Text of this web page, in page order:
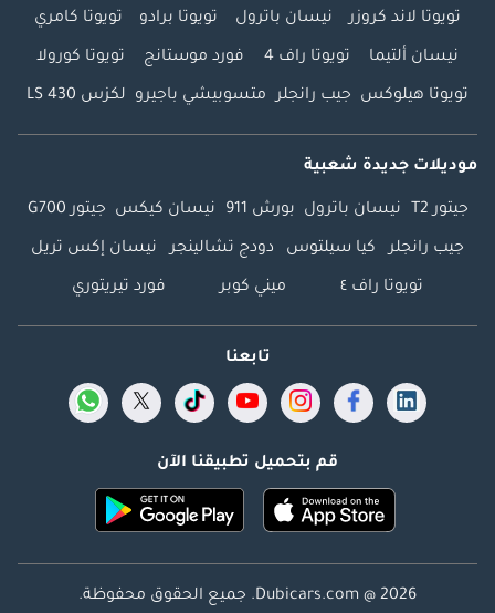
تويوتا لاند كروزر نيسان باترول تويوتا برادو تويوتا كامري
نيسان ألتيما تويوتا راف 4 فورد موستانج تويوتا كورولا
تويوتا هيلوكس جيب رانجلر متسوبيشي باجيرو لكزس LS 430
موديلات جديدة شعبية
جيتور T2 نيسان باترول بورش 911 نيسان كيكس جيتور G700
جيب رانجلر كيا سيلتوس دودج تشالينجر نيسان إكس تريل
تويوتا راف ٤ ميني كوبر فورد تيريتوري
تابعنا
قم بتحميل تطبيقنا الآن
Dubicars.com @ 2026. جميع الحقوق محفوظة.